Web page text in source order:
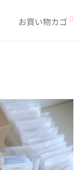
お買い物カゴ 0